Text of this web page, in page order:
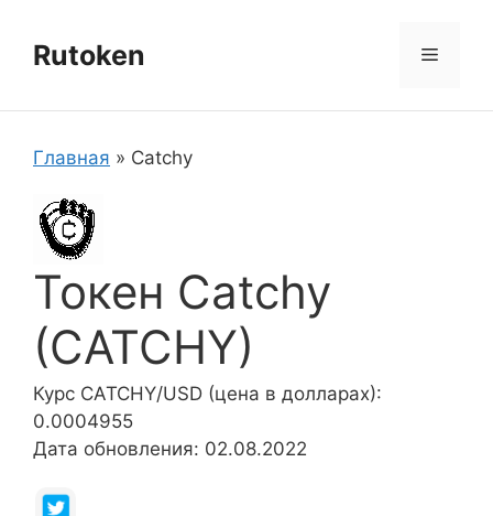
содержимому
Rutoken Меню
Главная » Catchy
Токен Catchy
(CATCHY)
Курс CATCHY/USD (цена в долларах):
0.0004955
Дата обновления: 02.08.2022